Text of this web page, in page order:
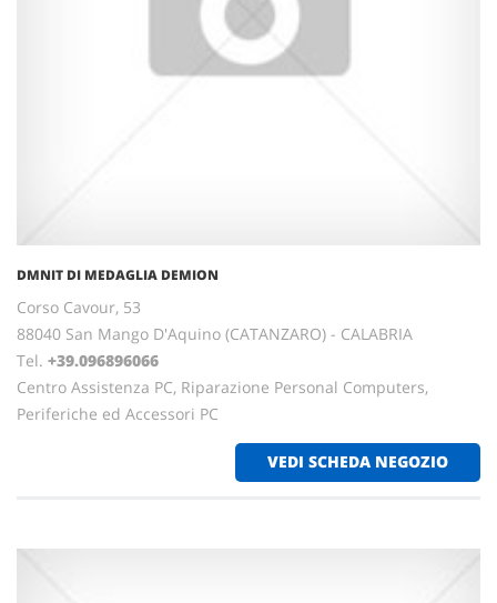
DMNIT DI MEDAGLIA DEMION
Corso Cavour, 53
88040 San Mango D'Aquino (CATANZARO) - CALABRIA
Tel. +39.096896066
Centro Assistenza PC, Riparazione Personal Computers,
Periferiche ed Accessori PC
VEDI SCHEDA NEGOZIO